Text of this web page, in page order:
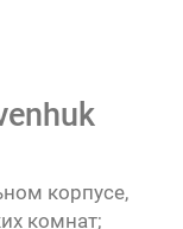
корпусе,
комнат;